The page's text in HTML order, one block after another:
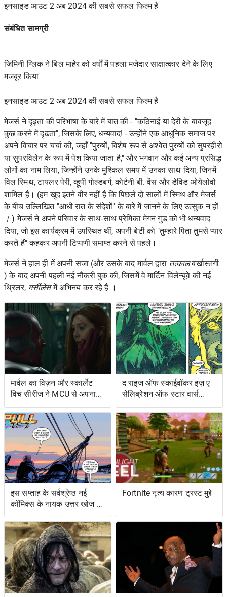
इनसाइड आउट 2 अब 2024 की सबसे सफल फिल्म है
संबंधित सामग्री
जिमिनी ग्लिक ने बिल माहेर को वर्षों में पहला मजेदार साक्षात्कार देने के लिए
मजबूर किया
इनसाइड आउट 2 अब 2024 की सबसे सफल फिल्म है
मेजर्स ने दृढ़ता की परिभाषा के बारे में बात की - "कठिनाई या देरी के बावजूद
कुछ करने में दृढ़ता", जिसके लिए, धन्यवाद! - उन्होंने एक आधुनिक समाज पर
अपने विचार पर चर्चा की, जहाँ "पुरुषों, विशेष रूप से अश्वेत पुरुषों को सुपरहीरो
या सुपरविलेन के रूप में पेश किया जाता है," और भगवान और कई अन्य प्रसिद्ध
लोगों का नाम लिया, जिन्होंने उनके मुश्किल समय में उनका साथ दिया, जिनमें
विल स्मिथ, टायलर पेरी, व्हूपी गोल्डबर्ग, कोर्टनी बी. वेंस और डेविड ओयेलोवो
शामिल हैं। (हम खुद इतने वीर नहीं हैं कि पिछले दो सालों में स्मिथ और मेजर्स
के बीच उल्लिखित "आधी रात के संदेशों" के बारे में जानने के लिए उत्सुक न हों
। ) मेजर्स ने अपने परिवार के साथ-साथ प्रेमिका मेगन गुड को भी धन्यवाद
दिया, जो इस कार्यक्रम में उपस्थित थीं, अपनी बेटी को "तुम्हारे पिता तुमसे प्यार
करते हैं" कहकर अपनी टिप्पणी समाप्त करने से पहले।
मेजर्स ने हाल ही में अपनी सजा (और उसके बाद मार्वल द्वारा तत्कालबर्खास्तगी
) के बादअपनी पहली नई नौकरी बुक की, जिसमें वे मार्टिन विलेन्यूवे की नई
थ्रिलर, मर्सीलेसमें अभिनय कर रहे हैं ।
मार्वल का विज़न और स्कार्लेट
विच सीरीज ने MCU से अपना
शोअरनर चुना
द राइज ऑफ स्काईवॉकर इज़ ए
सेलिब्रेशन ऑफ स्टार वार्स
ओल्ड एक्सटेंडेड यूनिवर्स- एंड
इट्स ग्रेटेस्ट रेस्ट्यूडिएशन
इस सप्ताह के सर्वश्रेष्ठ नई
कॉमिक्स के नायक उत्तर खोज रहे
हैं ... और प्रतिशोध समुद्र पर
Fortnite नृत्य कारण ट्रस्ट मुद्दे